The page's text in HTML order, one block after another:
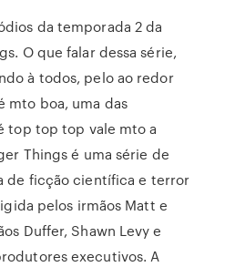
da temporada 2 da
O que falar dessa série,
à todos, pelo ao redor
mto boa, uma das
top top top vale mto a
Things é uma série de
de ficção científica e terror
pelos irmãos Matt e
Duffer, Shawn Levy e
executivos. A